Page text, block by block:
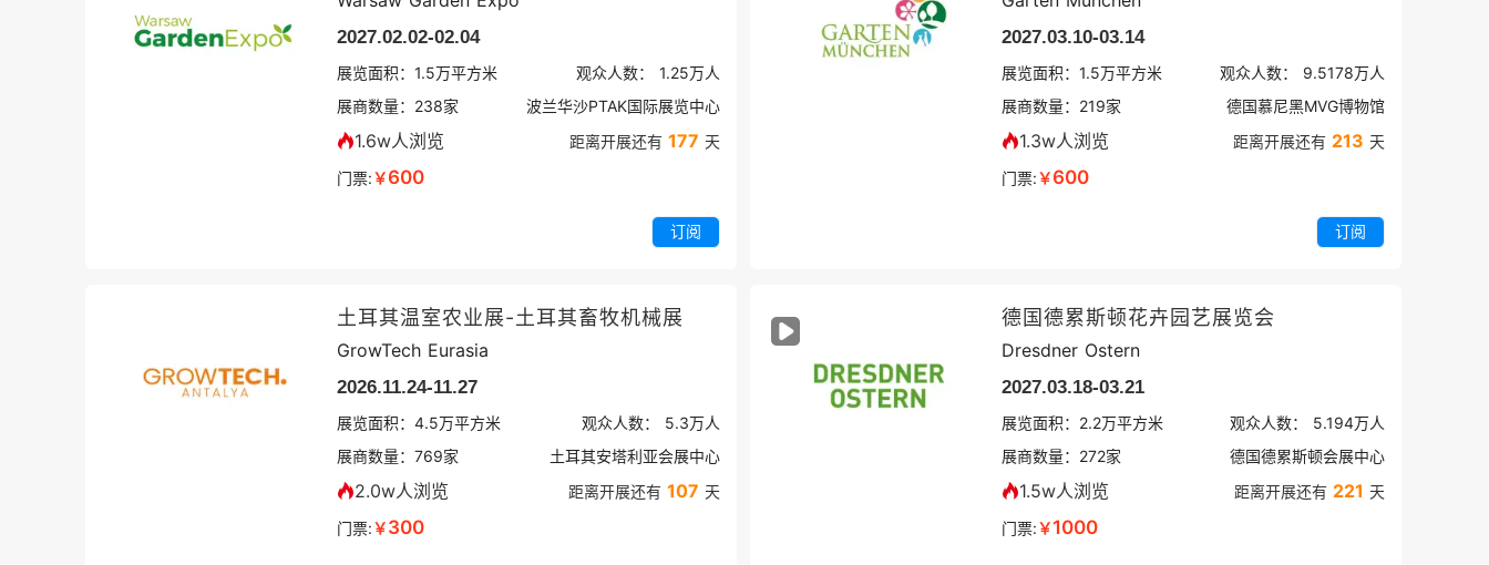
2027.02.02-02.04
展览面积： 1.5万平方米 观众人数： 1.25万人
展商数量： 238家 波兰华沙PTAK国际展览中心
1.6w人浏览 距离开展还有 177 天
门票:￥600
订阅
2027.03.10-03.14
展览面积： 1.5万平方米 观众人数： 9.5178万人
展商数量： 219家 德国慕尼黑MVG博物馆
1.3w人浏览 距离开展还有 213 天
门票:￥600
订阅
土耳其温室农业展-土耳其畜牧机械展
GrowTech Eurasia
2026.11.24-11.27
展览面积： 4.5万平方米 观众人数： 5.3万人
展商数量： 769家 土耳其安塔利亚会展中心
2.0w人浏览 距离开展还有 107 天
门票:￥300
德国德累斯顿花卉园艺展览会
Dresdner Ostern
2027.03.18-03.21
展览面积： 2.2万平方米 观众人数： 5.194万人
展商数量： 272家 德国德累斯顿会展中心
1.5w人浏览 距离开展还有 221 天
门票:￥1000